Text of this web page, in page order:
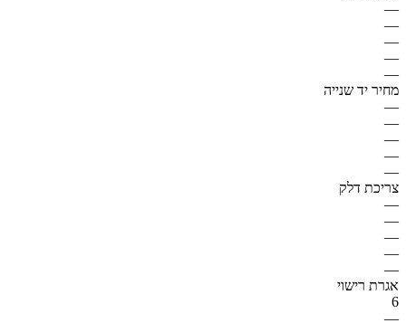
—
—
—
—
—
מחיר יד שנייה
—
—
—
—
—
צריכת דלק
—
—
—
—
—
אגרת רישוי
6
—